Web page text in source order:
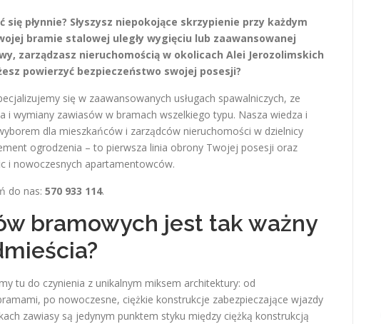
płynnie? Słyszysz niepokojące skrzypienie przy każdym
bramie stalowej uległy wygięciu lub zaawansowanej
zarządzasz nieruchomością w okolicach Alei Jerozolimskich
powierzyć bezpieczeństwo swojej posesji?
się w zaawansowanych usługach spawalniczych, ze
i wymiany zawiasów w bramach wszelkiego typu. Nasza wiedza i
dla mieszkańców i zarządców nieruchomości w dzielnicy
ogrodzenia – to pierwsza linia obrony Twojej posesji oraz
i nowoczesnych apartamentowców.
do nas: 570 933 114.
bramowych jest tak ważny
tu do czynienia z unikalnym miksem architektury: od
po nowoczesne, ciężkie konstrukcje zabezpieczające wjazdy
zawiasy są jedynym punktem styku między ciężką konstrukcją